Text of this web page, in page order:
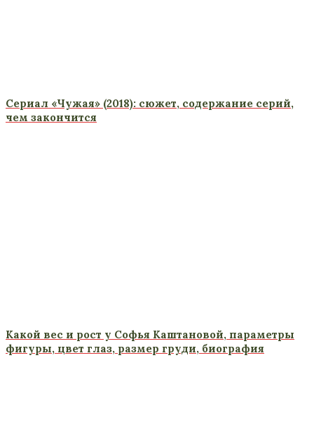
Сериал «Чужая» (2018): сюжет, содержание серий,
чем закончится
Какой вес и рост у Софья Каштановой, параметры
фигуры, цвет глаз, размер груди, биография